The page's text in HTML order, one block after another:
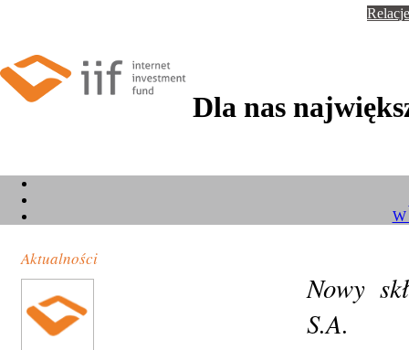
Dla nas
W
Aktualności
Nowy
S.A.